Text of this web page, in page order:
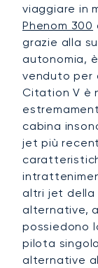
viaggiare in
Phenom 300
grazie alla
autonomia,
venduto per
Citation V è
cabina
jet più
altri jet
alternative,
possiedono
pilota
alternative